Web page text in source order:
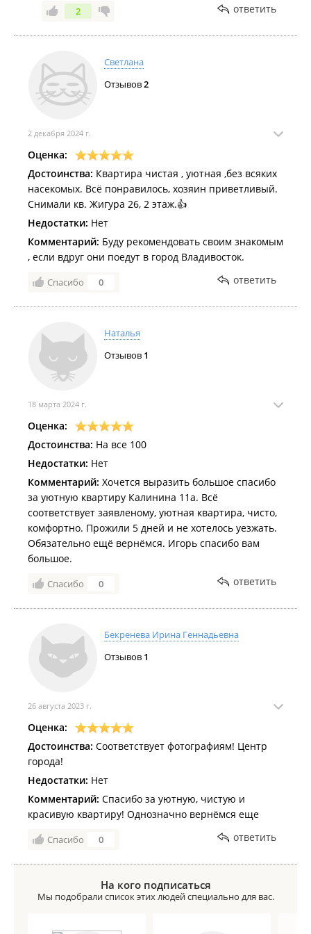
чемоданами.
Квартира очень понравилась. Не хотелось из неё
уезжать. Если когда-то ещё приедем во Владивосток,
2 ответить
Светлана
Отзывов2
2 декабря 2024 г.
Оценка:
Достоинства: Квартира чистая , уютная ,без всяких
насекомых. Всё понравилось, хозяин приветливый.
Снимали кв. Жигура 26, 2 этаж.👍
Недостатки: Нет
Комментарий: Буду рекомендовать своим знакомым
, если вдруг они поедут в город Владивосток.
Спасибо 0 ответить
Наталья
Отзывов 1
18 марта 2024 г.
Оценка:
Достоинства: На все 100
Недостатки: Нет
Комментарий: Хочется выразить большое спасибо
за уютную квартиру Калинина 11а. Всё
соответствует заявленому, уютная квартира, чисто,
комфортно. Прожили 5 дней и не хотелось уезжать.
Обязательно ещё вернёмся. Игорь спасибо вам
большое.
Спасибо 0 ответить
Бекренева Ирина Геннадьевна
Отзывов 1
26 августа 2023 г.
Оценка:
Достоинства: Соответствует фотографиям! Центр
города!
Недостатки: Нет
Комментарий: Спасибо за уютную, чистую и
красивую квартиру! Однозначно вернёмся еще
Спасибо 0 ответить
На кого подписаться
Мы подобрали список этих людей специально для вас.